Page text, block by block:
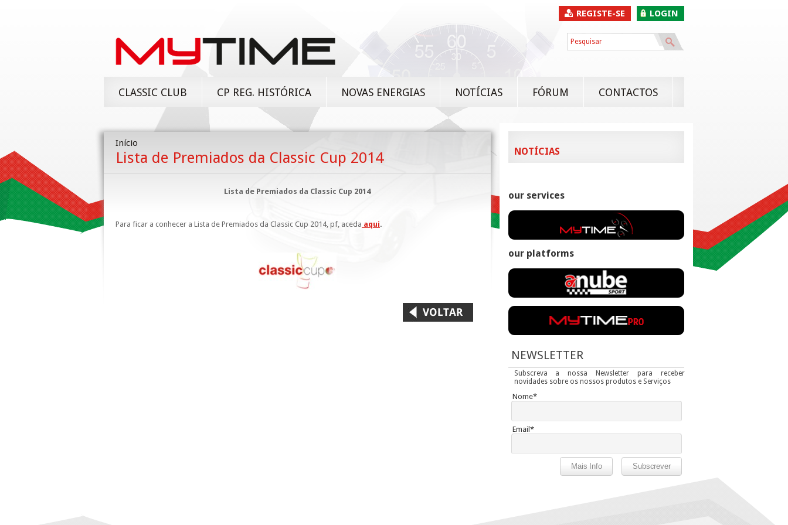
LOGIN
REGISTE-SE
CLASSIC CLUB CP REG. HISTÓRICA NOVAS ENERGIAS NOTÍCIAS FÓRUM CONTACTOS
Início
Lista de Premiados da Classic Cup 2014
Lista de Premiados da Classic Cup 2014
Para ficar a conhecer a Lista de Premiados da Classic Cup 2014, pf, aceda aqui.
NOTÍCIAS
our services
our platforms
NEWSLETTER
Subscreva a nossa Newsletter para receber
novidades sobre os nossos produtos e Serviços
Nome*
Email*